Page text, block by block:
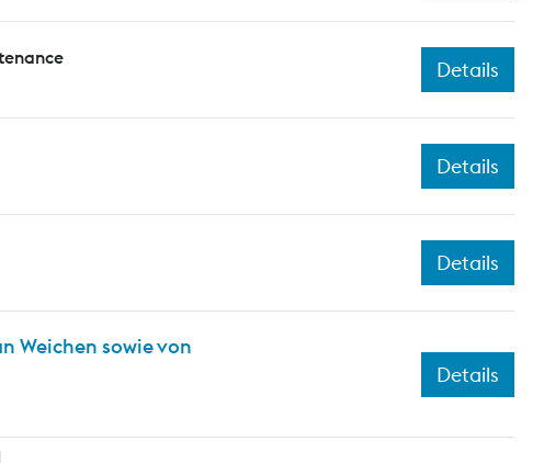
Details
Details
Details
Weichen sowie von
Details